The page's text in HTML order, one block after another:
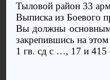
Тыловой район 33
Выписка из Боевого
Вы должны
закрепившись на
1 гв. сд с …, 17 и